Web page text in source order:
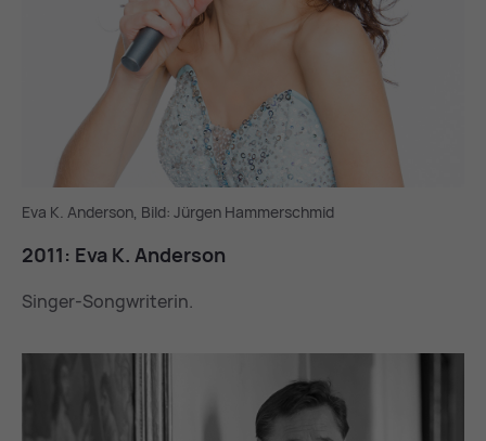
Eva K. Anderson, Bild: Jürgen Hammerschmid
2011: Eva K. An­der­son
Singer-Songwriterin.